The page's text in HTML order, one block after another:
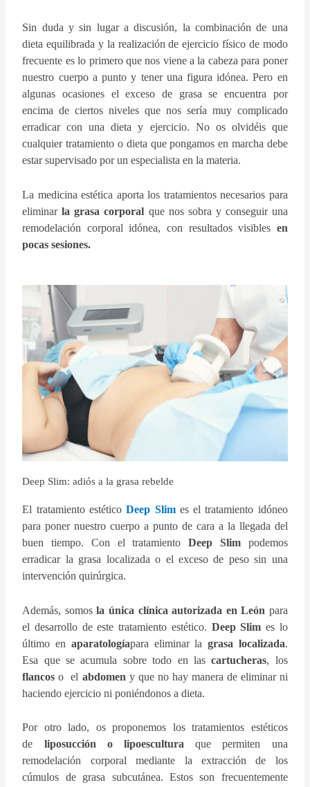
Sin duda y sin lugar a discusión, la combinación de una
dieta equilibrada y la realización de ejercicio físico de modo
frecuente es lo primero que nos viene a la cabeza para poner
nuestro cuerpo a punto y tener una figura idónea. Pero en
algunas ocasiones el exceso de grasa se encuentra por
encima de ciertos niveles que nos sería muy complicado
erradicar con una dieta y ejercicio. No os olvidéis que
cualquier tratamiento o dieta que pongamos en marcha debe
estar supervisado por un especialista en la materia.
La medicina estética aporta los tratamientos necesarios para
eliminarla grasa corporal que nos sobra y conseguir una
remodelación corporal idónea, con resultados visibles en
pocas sesiones.
Deep Slim: adiós a la grasa rebelde
El tratamiento estéticoDeep Slimes el tratamiento idóneo
para poner nuestro cuerpo a punto de cara a la llegada del
buen tiempo. Con el tratamientoDeep Slimpodemos
erradicar la grasa localizada o el exceso de peso sin una
intervención quirúrgica.
Además, somosla única clínica autorizada en León para
el desarrollo de este tratamiento estético. Deep Slim es lo
último en aparatologíapara eliminar la grasa localizada.
Esa que se acumula sobre todo en lascartucheras, los
flancos o el abdomen y que no hay manera de eliminar ni
haciendo ejercicio ni poniéndonos a dieta.
Por otro lado, os proponemos los tratamientos estéticos
de liposucción o lipoesculturaque permiten una
remodelación corporal mediante la extracción de los
cúmulos de grasa subcutánea. Estos son frecuentemente